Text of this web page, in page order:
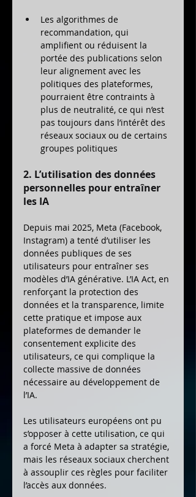
Les algorithmes de
recommandation, qui
amplifient ou réduisent la
portée des publications selon
leur alignement avec les
politiques des plateformes,
pourraient être contraints à
plus de neutralité, ce qui n’est
pas toujours dans l’intérêt des
réseaux sociaux ou de certains
groupes politiques
2. L’utilisation des données
personnelles pour entraîner
les IA
Depuis mai 2025, Meta (Facebook,
Instagram) a tenté d’utiliser les
données publiques de ses
utilisateurs pour entraîner ses
modèles d’IA générative. L’IA Act, en
renforçant la protection des
données et la transparence, limite
cette pratique et impose aux
plateformes de demander le
consentement explicite des
utilisateurs, ce qui complique la
collecte massive de données
nécessaire au développement de
l’IA.
Les utilisateurs européens ont pu
s’opposer à cette utilisation, ce qui
a forcé Meta à adapter sa stratégie,
mais les réseaux sociaux cherchent
à assouplir ces règles pour faciliter
l’accès aux données.